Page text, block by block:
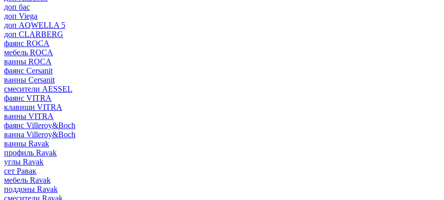
доп бас
доп Viega
доп AQWELLA 5
доп CLARBERG
фаянс ROCA
мебель ROCA
ванны ROCA
фаянс Cersanit
ванны Cersanit
смесители AESSEL
фаянс VITRA
клавиши VITRA
ванны VITRA
фаянс Villeroy&Boch
ванна Villeroy&Boch
ванны Ravak
профиль Ravak
углы Ravak
сет Равак
мебель Ravak
поддоны Ravak
смесители Ravak